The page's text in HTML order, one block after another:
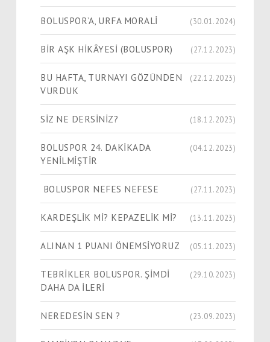
BOLUSPOR’A, URFA MORALİ (30.01.2024)
​​​​​​​BİR AŞK HİKÂYESİ (BOLUSPOR) (27.12.2023)
BU HAFTA, TURNAYI GÖZÜNDEN
VURDUK
(22.12.2023)
SİZ NE DERSİNİZ? (18.12.2023)
BOLUSPOR 24. DAKİKADA
YENİLMİŞTİR
(04.12.2023)
BOLUSPOR NEFES NEFESE (27.11.2023)
KARDEŞLİK Mİ? KEPAZELİK Mİ? (13.11.2023)
ALINAN 1 PUANI ÖNEMSİYORUZ (05.11.2023)
TEBRİKLER BOLUSPOR. ŞİMDİ
DAHA DA İLERİ
(29.10.2023)
NEREDESİN SEN ? (23.09.2023)